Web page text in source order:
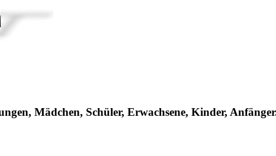
Mädchen, Schüler, Erwachsene, Kinder,